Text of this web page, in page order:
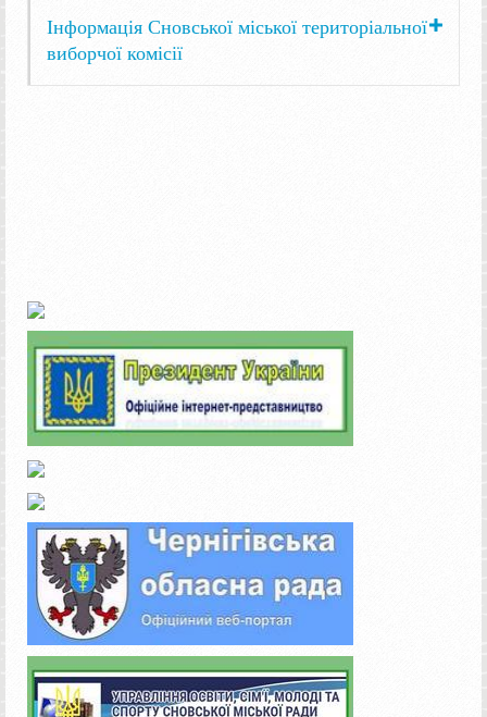
Інформація Сновської міської територіальної
виборчої комісії